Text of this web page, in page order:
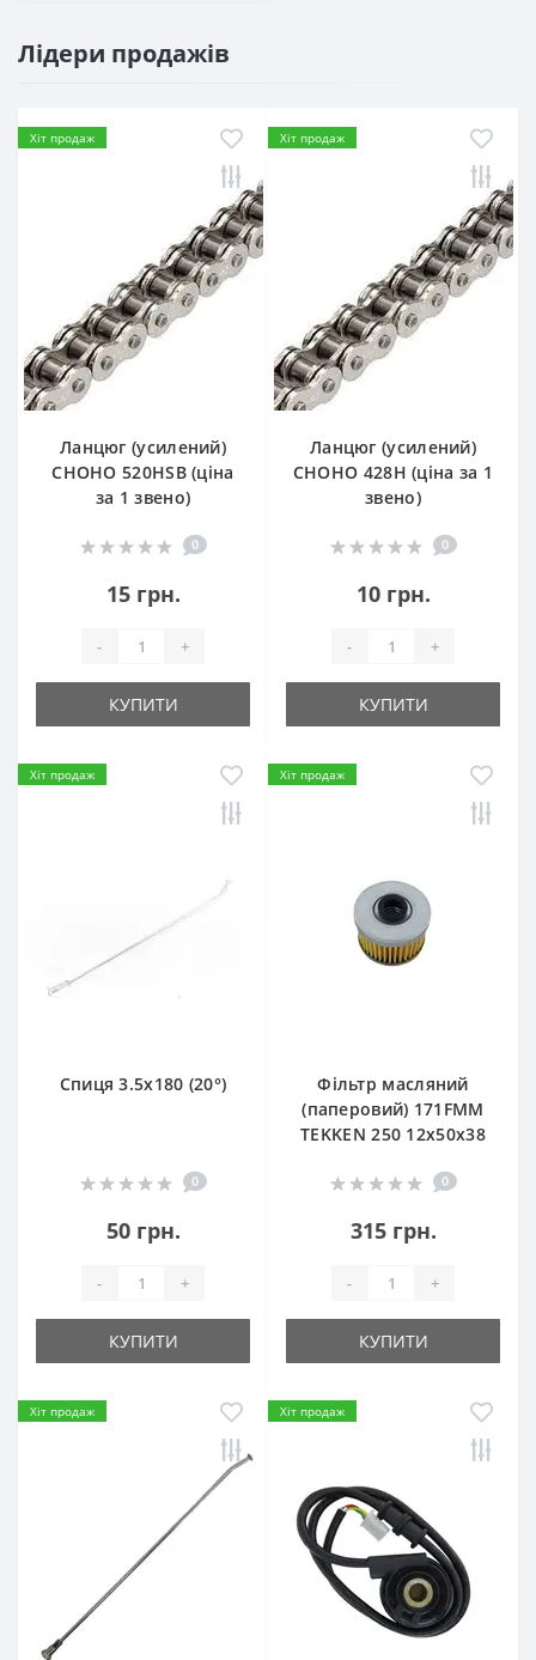
Лідери продажів
Хіт продаж
Ланцюг (усилений)
СHOHO 520HSB (ціна
за 1 звено)
0
15 грн.
- +
КУПИТИ
Хіт продаж
Ланцюг (усилений)
СHOHO 428H (ціна за 1
звено)
0
10 грн.
- +
КУПИТИ
Хіт продаж
Спиця 3.5х180 (20°)
0
50 грн.
- +
КУПИТИ
Хіт продаж
Фільтр масляний
(паперовий) 171FMM
TEKKEN 250 12х50х38
0
315 грн.
- +
КУПИТИ
Хіт продаж Хіт продаж